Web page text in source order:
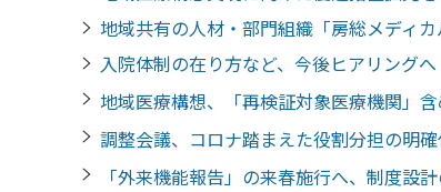
地域共有の人材・部門組織「房総メデ
入院体制の在り方など、今後ヒアリン
地域医療構想、「再検証対象医療機関
調整会議、コロナ踏まえた役割分担の
「外来機能報告」の来春施行へ、制度